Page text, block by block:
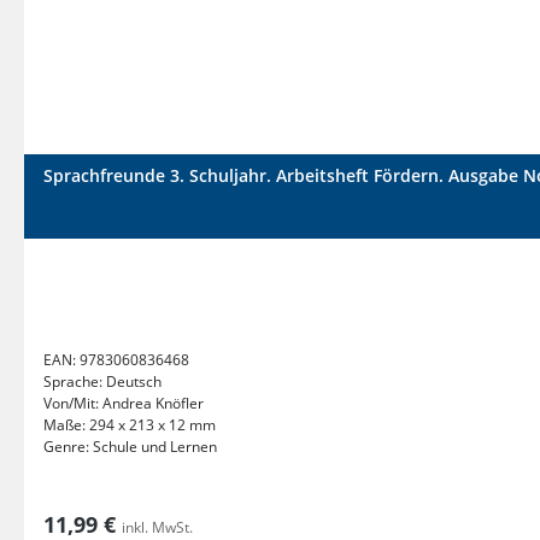
Sprachfreunde 3. Schuljahr. Arbeitsheft Fördern. Ausgabe
EAN:9783060836468
Sprache: Deutsch
Von/Mit:Andrea Knöfler
Maße:294 x 213 x 12 mm
Genre:Schule und Lernen
11,99 € inkl. MwSt.